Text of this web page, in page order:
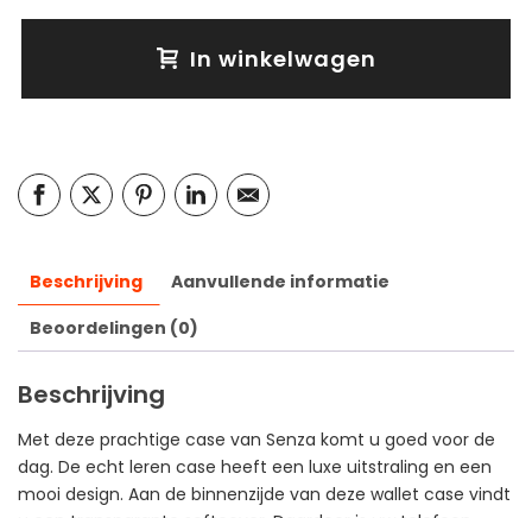
In winkelwagen
Beschrijving
Aanvullende informatie
Beoordelingen (0)
Beschrijving
Met deze prachtige case van Senza komt u goed voor de
dag. De echt leren case heeft een luxe uitstraling en een
mooi design. Aan de binnenzijde van deze wallet case vindt